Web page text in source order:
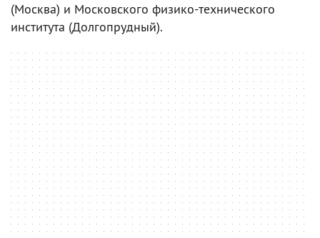
(Москва) и Московского физико-технического
института (Долгопрудный).